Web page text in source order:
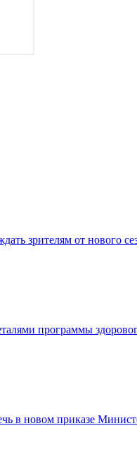
зрителям от нового
программы
в новом приказе